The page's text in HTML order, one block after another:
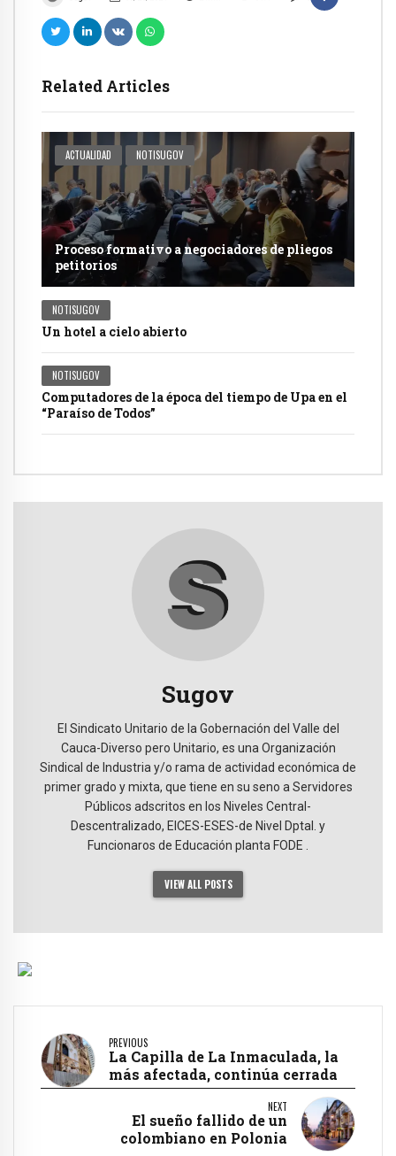
Related Articles
ACTUALIDAD NOTISUGOV
Proceso formativo a negociadores de pliegos
petitorios
NOTISUGOV
Un hotel a cielo abierto
NOTISUGOV
Computadores de la época del tiempo de Upa en el
“Paraíso de Todos”
Sugov
El Sindicato Unitario de la Gobernación del Valle del
Cauca-Diverso pero Unitario, es una Organización
Sindical de Industria y/o rama de actividad económica de
primer grado y mixta, que tiene en su seno a Servidores
Públicos adscritos en los Niveles Central-
Descentralizado, EICES-ESES-de Nivel Dptal. y
Funcionaros de Educación planta FODE .
VIEW ALL POSTS
PREVIOUS
La Capilla de La Inmaculada, la
más afectada, continúa cerrada
NEXT
El sueño fallido de un
colombiano en Polonia